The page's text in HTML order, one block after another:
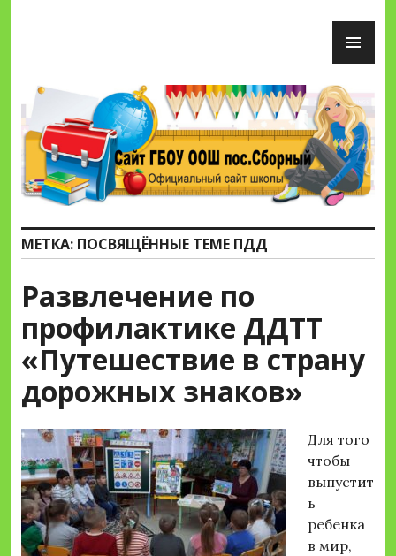
Сайт ГБОУ ООШ пос.Сборный
МЕТКА: ПОСВЯЩЁННЫЕ ТЕМЕ ПДД
Развлечение по
профилактике ДДТТ
«Путешествие в страну
дорожных знаков»
Для того
чтобы
выпустит
ь
ребенка
в мир,